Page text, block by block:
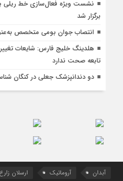
نشست ویژه فعال‌سازی خط ریلی
برگزار شد
انتصاب جوان بومی متخصص
هلدینگ خلیج فارس: شایعات
تابعه صحت ندارد
دو دندانپزشک جعلی در کنگان
آبدان آروماتیک ارسلان زارع